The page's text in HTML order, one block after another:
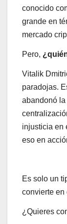
conocido
grande en
mercado
Pero,
Vitalik
paradojas.
abandonó
injusticia en
eso en
Es solo un
convierte en
¿Quieres